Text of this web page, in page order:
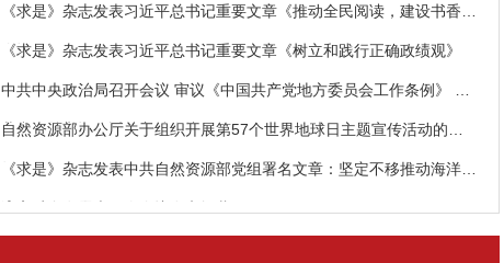
《求是》杂志发表习近平总书记重要文章《推动全民阅读，建设书香社
会》
《求是》杂志发表习近平总书记重要文章《树立和践行正确政绩观》
中共中央政治局召开会议 审议《中国共产党地方委员会工作条例》 中
共中央总书记习近平主持会议
自然资源部办公厅关于组织开展第57个世界地球日主题宣传活动的通
知
《求是》杂志发表中共自然资源部党组署名文章：坚定不移推动海洋经